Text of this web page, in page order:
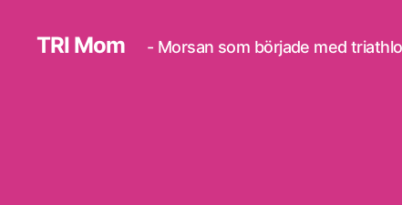
TRI Mom - Morsan som började med